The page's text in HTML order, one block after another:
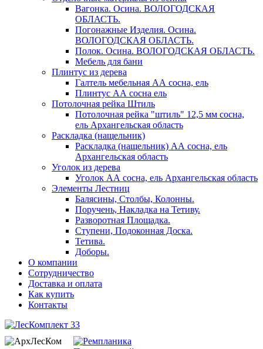
Вагонка. Осина. ВОЛОГОДСКАЯ
ОБЛАСТЬ.
Погонажные Изделия. Осина.
ВОЛОГОДСКАЯ ОБЛАСТЬ.
Полок. Осина. ВОЛОГОДСКАЯ ОБЛАСТЬ.
Мебель для бани
Плинтус из дерева
Галтель мебельная АА сосна, ель
Плинтус АА сосна ель
Потолочная рейка Штиль
Потолочная рейка "штиль" 12,5 мм сосна,
ель Архангельская область
Раскладка (нащельник)
Раскладка (нащельник) АА сосна, ель
Архангельская область
Уголок из дерева
Уголок АА сосна, ель Архангельская область
Элементы Лестниц
Балясины, Столбы, Колонны.
Поручень, Накладка на Тетиву.
Разворотная Площадка.
Ступени, Подоконная Доска.
Тетива.
Доборы.
О компании
Сотрудничество
Доставка и оплата
Как купить
Контакты